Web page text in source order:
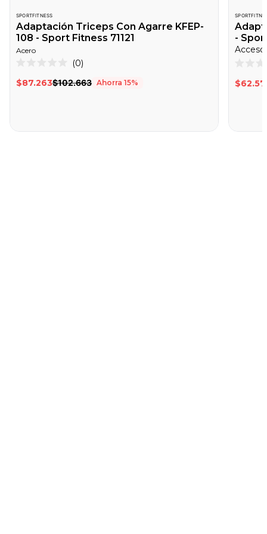
SPORTFITNESS
Adaptación Triceps Con Agarre KFEP-
108 - Sport Fitness 71121
Acero
0
de
0
para
$87.263$102.663 Ahorra 15%
-
0
de